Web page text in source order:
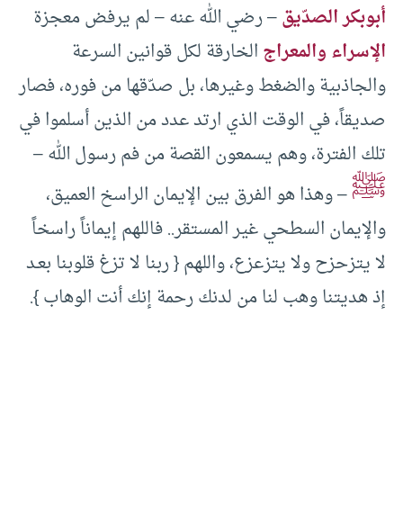
أبوبكر الصدّيق– رضي الله عنه – لم يرفض معجزة
الإسراء والمعراجالخارقة لكل قوانين السرعة
والجاذبية والضغط وغيرها، بل صدّقها من فوره، فصار
صديقاً، في الوقت الذي ارتد عدد من الذين أسلموا في
تلك الفترة، وهم يسمعون القصة من فم رسول الله –
ﷺ– وهذا هو الفرق بين الإيمان الراسخ العميق،
والإيمان السطحي غير المستقر.. فاللهم إيماناً راسخاً
لا يتزحزح ولا يتزعزع، واللهم { ربنا لا تزغ قلوبنا بعـد
إذ هديتنا وهب لنا من لدنك رحمة إنك أنت الوهاب }.